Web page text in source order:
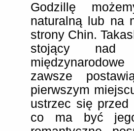
Godzillę
naturalną lub na
strony Chin.
stojący nad
zawsze
pierwszym
ustrzec się przed
co ma być